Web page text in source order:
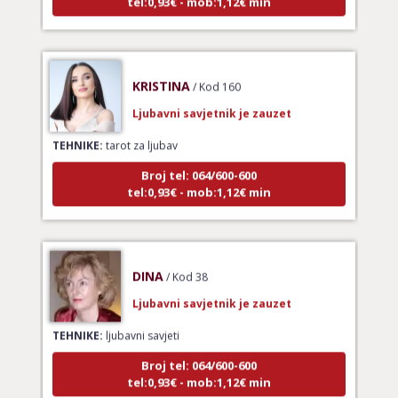
TEHNIKE:tarot za ljubav
Broj tel: 064/600-600
tel:0,93€ - mob:1,12€ min
TEHNIKE:ljubavni savjeti
Broj tel: 064/600-600
tel:0,93€ - mob:1,12€ min